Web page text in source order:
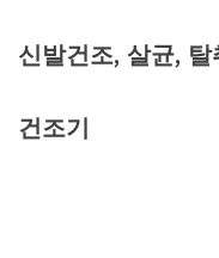
신발건조, 살균, 탈
건조기